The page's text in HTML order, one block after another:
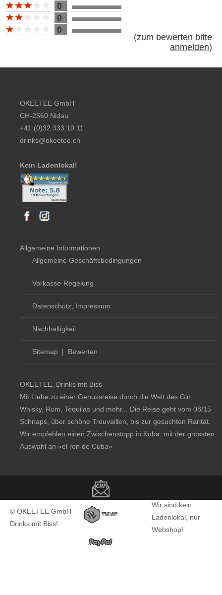
0
0
0
(zum bewerten bitte
anmelden)
© OKEETEE GmbH -
Drinks mit Biss!.
Wir sind kein
Ladenlokal, nur
Webshop!
OKEETEE GmbH
CH-2560 Nidau
+41 (0)32 333 10 11
drinks@okeetee.ch
Kein Ladenlokal!
Allgemeine Informationen
Allgemeine Geschäftsbedingungen
Vorkasse-Regelung
Datenschutz, Impressum
Nachhaltigkeit
Sitemap | Bewerten
OKEETEE, Drinks mit Biss
Mit Liebe zu einer Genussreise durch die Welt des Gin,
Whisky, Rum, Tequilas und mehr... Die Reise geht vom 08/15
Schnaps, über schöne Trouvaillen, bis zur gesuchten Rarität.
Wir empfehlen einen Zwischenstopp in Kuba, mit der grössten
Auswahl an «el ron de Cuba»